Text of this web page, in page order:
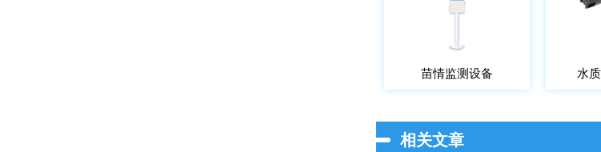
苗情监测设备 水
相关文章